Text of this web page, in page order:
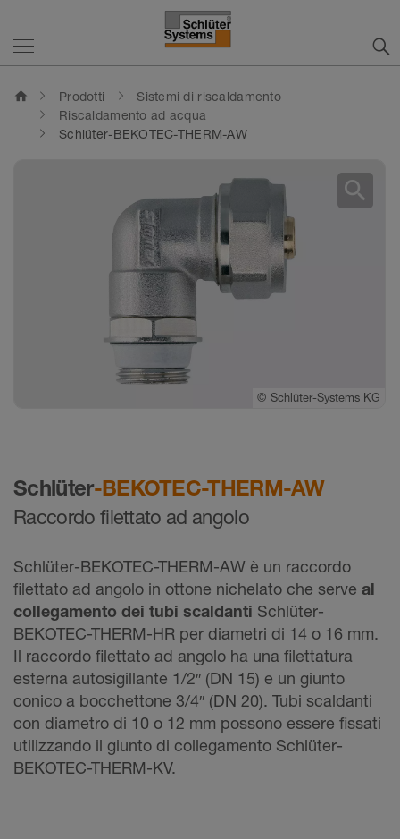
home Prodotti
Sistemi di riscaldamento
Riscaldamento ad acqua
Schlüter-BEKOTEC-THERM-AW
Schlüter-BEKOTEC-THERM-AW
Raccordo filettato ad angolo
Schlüter-BEKOTEC-THERM-AW è un raccordo
filettato ad angolo in ottone nichelato che serve al
collegamento dei tubi scaldanti Schlüter-
BEKOTEC-THERM-HR per diametri di 14 o 16 mm.
Il raccordo filettato ad angolo ha una filettatura
esterna autosigillante 1/2″ (DN 15) e un giunto
conico a bocchettone 3/4″ (DN 20). Tubi scaldanti
con diametro di 10 o 12 mm possono essere fissati
utilizzando il giunto di collegamento Schlüter-
BEKOTEC-THERM-KV.
© Schlüter-Systems KG
search